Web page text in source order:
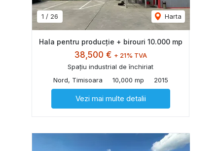
1 / 26 Harta
Hala pentru producție + birouri 10.000 mp
38,500 € + 21% TVA
Spațiu industrial de închiriat
Nord, Timisoara
10,000 mp 2015
Vezi mai multe detalii